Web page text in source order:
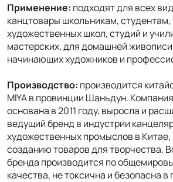
Применение: подходят для всех
канцтовары школьникам, студентам,
художественных школ, студий и
мастерских, для домашней
начинающих художников и
Производство: производится
MIYA в провинции Шаньдун.
основана в 2011 году, выросла и
ведущий бренд в индустрии
художественных промыслов в Китае,
созданию товаров для творчества.
бренда производится по
качества, не токсична и безопасна